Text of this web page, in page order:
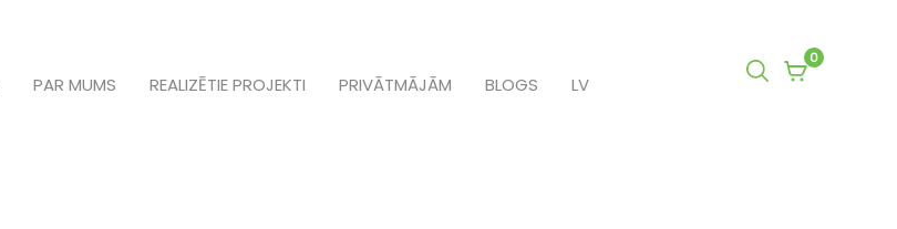
PAR MUMS REALIZĒTIE PROJEKTI PRIVĀTMĀJĀM BLOGS LV
0
0